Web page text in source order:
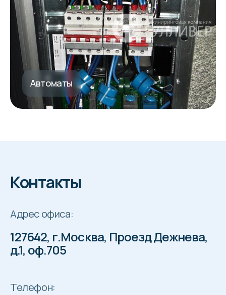
Автоматы
Контакты
Телефон:
Адрес офиса:
127642, г.Москва, Проезд Дежнева,
д.1, оф.705